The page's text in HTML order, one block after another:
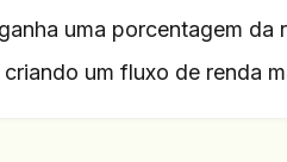
uma porcentagem da
um fluxo de renda